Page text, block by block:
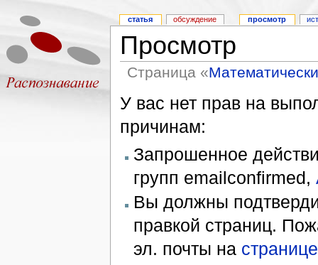
Просмотр
Страница «
У вас нет прав на
причинам:
Запрошенное
групп emailconfirmed,
Вы должны
правкой страниц.
эл. почты на
статья обсуждение просмотр